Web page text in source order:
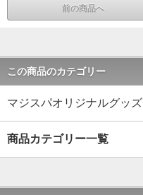
前の商品へ
この商品のカテゴリー
マジスパオリジナルグッズ
商品カテゴリー一覧